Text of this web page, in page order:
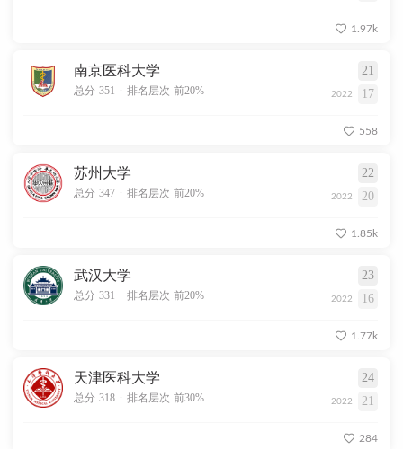
1.97k
南京医科大学 21
总分 351 . 排名层次 前20% 2022 17
558
苏州大学 22
总分 347 . 排名层次 前20% 2022 20
1.85k
武汉大学 23
总分 331 . 排名层次 前20% 2022 16
1.77k
天津医科大学 24
总分 318 . 排名层次 前30% 2022 21
284